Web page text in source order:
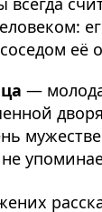
её
—